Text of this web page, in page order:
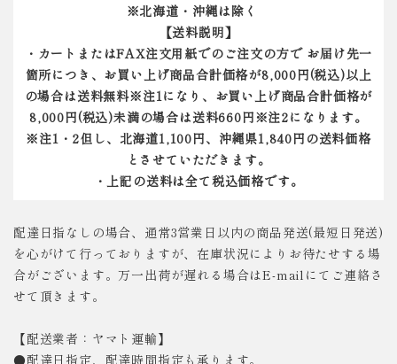
※北海道・沖縄は除く
【送料説明】
・カートまたはFAX注文用紙でのご注文の方で お届け先一
箇所につき、お買い上げ商品合計価格が8,000円(税込)以上
の場合は送料無料※注1になり、お買い上げ商品合計価格が
8,000円(税込)未満の場合は送料660円※注2になります。
※注1・2但し、北海道1,100円、沖縄県1,840円の送料価格
とさせていただきます。
・上記の送料は全て税込価格です。
配達日指なしの場合、通常3営業日以内の商品発送(最短日発送)
を心がけて行っておりますが、在庫状況によりお待たせする場
合がございます。万一出荷が遅れる場合はE-mailにてご連絡さ
せて頂きます。
【配送業者：ヤマト運輸】
●配達日指定、配達時間指定も承ります。